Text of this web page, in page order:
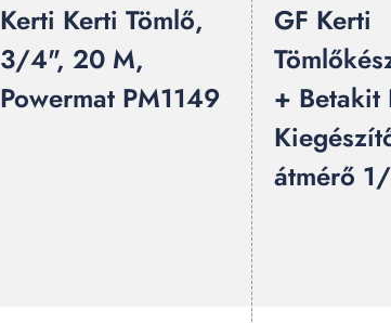
Kerti Kerti Tömlő,
3/4", 20 M,
Powermat PM1149
GF Kerti
+ Betakit
átmérő